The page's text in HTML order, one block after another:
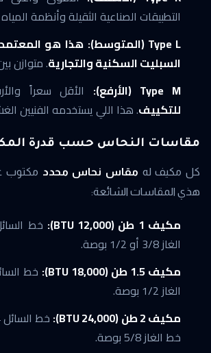
التطبيقات الصناعية الثقيلة وأنظمة
Type L (المتوسط):
هذا هو
السبليت السكنية والتجارية. متوازن
Type M (الأرفع):
الأقل سعراً
للتكييف. هذا اللي يستخدمه الفنيين
مقاسات النحاس حسب قدرة
كل مكيف له مقاس نحاس محدد مكتوب
هذي المقاسات الشائعة:
مكيف 1 طن (12,000 BTU):
الغاز 3/8 أو 1/2 بوصة.
مكيف 1.5 طن (18,000 BTU):
الغاز 1/2 بوصة.
مكيف 2 طن (24,000 BTU):
خط الغاز 5/8 بوصة.